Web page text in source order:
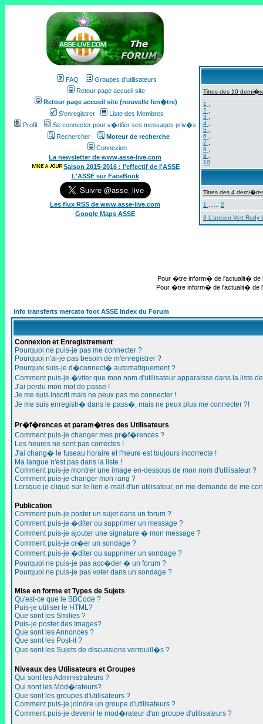
FAQ
Groupes d'utilisateurs
Retour page accueil site
Retour page accueil site (nouvelle fen�tre)
S'enregistrer
Liste des Membres
Profil
Se connecter pour v�rifier ses messages priv�s
Rechercher
Moteur de recherche
Connexion
La newsletter de www.asse-live.com
Saison 2015-2016 : l'effectif de l'ASSE
L'ASSE sur FaceBook
Les flux RSS de www.asse-live.com
Google Maps ASSE
Titres des 10
1
2
3
4
5
6
7
8
9
10
Titres des 4
1
2
3 L'ancien Vert
Pour �tre inform� de l'actualit� de
Pour �tre inform� de l'actualit� de
info transferts mercato foot ASSE Index du Forum
Connexion et Enregistrement
Pourquoi ne puis-je pas me connecter ?
Pourquoi n'ai-je pas besoin de m'enregistrer ?
Pourquoi suis-je d�connect� automatiquement ?
Comment puis-je �viter que mon nom d'utilisateur apparaisse dans la liste
J'ai perdu mon mot de passe !
Je me suis inscrit mais ne peux pas me connecter !
Je me suis enregistr� dans le pass�, mais ne peux plus me connecter ?!
Pr�f�rences et param�tres des Utilisateurs
Comment puis-je changer mes pr�f�rences ?
Les heures ne sont pas correctes !
J'ai chang� le fuseau horaire et l'heure est toujours incorrecte !
Ma langue n'est pas dans la liste !
Comment puis-je montrer une image en-dessous de mon nom d'utilisateur ?
Comment puis-je changer mon rang ?
Lorsque je clique sur le lien e-mail d'un utilisateur, on me demande de me
Publication
Comment puis-je poster un sujet dans un forum ?
Comment puis-je �diter ou supprimer un message ?
Comment puis-je ajouter une signature � mon message ?
Comment puis-je cr�er un sondage ?
Comment puis-je �diter ou supprimer un sondage ?
Pourquoi ne puis-je pas acc�der � un forum ?
Pourquoi ne puis-je pas voter dans un sondage ?
Mise en forme et Types de Sujets
Qu'est-ce que le BBCode ?
Puis-je utiliser le HTML?
Que sont les Smilies ?
Puis-je poster des Images?
Que sont les Annonces ?
Que sont les Post-it ?
Que sont les Sujets de discussions verrouill�s ?
Niveaux des Utilisateurs et Groupes
Qui sont les Administrateurs ?
Qui sont les Mod�rateurs?
Que sont les groupes d'utilisateurs ?
Comment puis-je joindre un groupe d'utilisateurs ?
Comment puis-je devenir le mod�rateur d'un groupe d'utilisateurs ?